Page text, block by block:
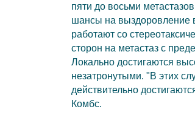
пяти до восьми
шансы на выздоровление
работают со
сторон на метастаз с
Локально достигаются
незатронутыми. "В этих
действительно
Комбс.